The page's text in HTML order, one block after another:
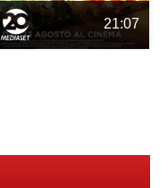
21:07